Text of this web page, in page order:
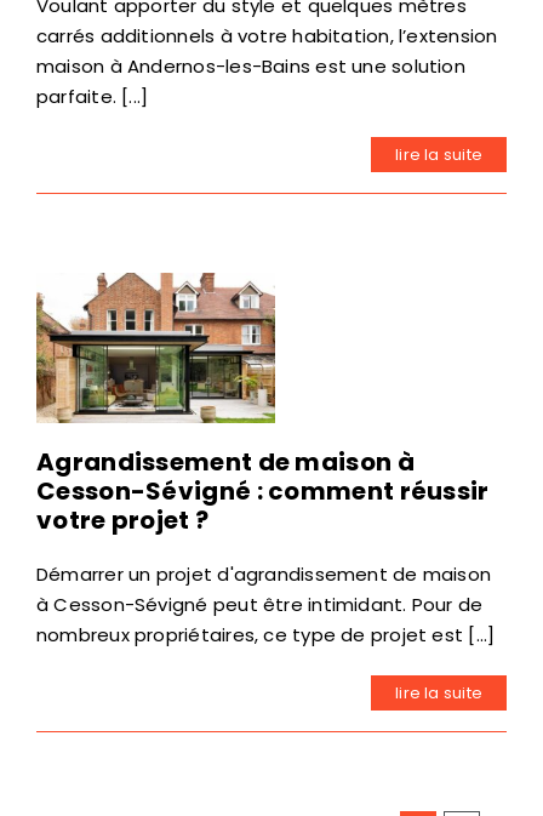
Voulant apporter du style et quelques mètres
carrés additionnels à votre habitation, l’extension
maison à Andernos-les-Bains est une solution
parfaite. [...]
lire la suite
Agrandissement de maison à
Cesson-Sévigné : comment réussir
votre projet ?
Démarrer un projet d'agrandissement de maison
à Cesson-Sévigné peut être intimidant. Pour de
nombreux propriétaires, ce type de projet est [...]
lire la suite